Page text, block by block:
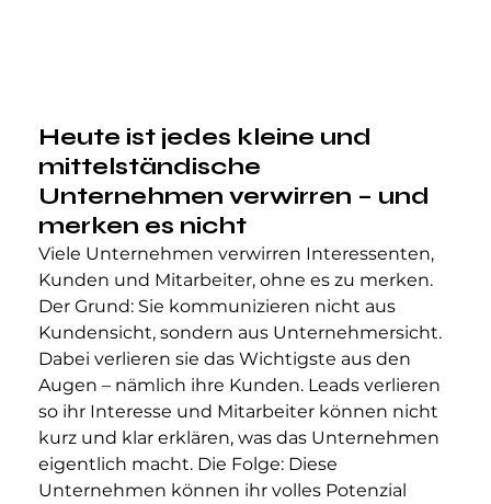
Heute ist jedes kleine und
mittelständische
Unternehmen verwirren – und
merken es nicht
Viele Unternehmen verwirren Interessenten,
Kunden und Mitarbeiter, ohne es zu merken.
Der Grund: Sie kommunizieren nicht aus
Kundensicht, sondern aus Unternehmersicht.
Dabei verlieren sie das Wichtigste aus den
Augen – nämlich ihre Kunden. Leads verlieren
so ihr Interesse und Mitarbeiter können nicht
kurz und klar erklären, was das Unternehmen
eigentlich macht. Die Folge: Diese
Unternehmen können ihr volles Potenzial